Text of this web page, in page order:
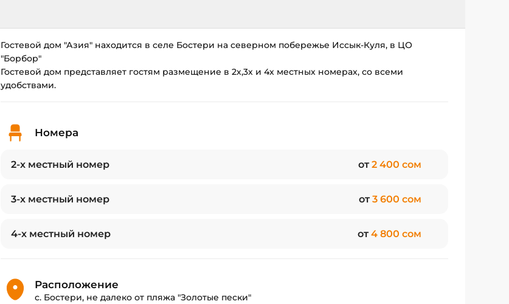
Гостевой дом "Азия" находится в селе Бостери на северном побережье Иссык-Куля, в ЦО
"Борбор"
Гостевой дом представляет гостям размещение в 2х,3х и 4х местных номерах, со всеми
удобствами.
Номера
2-х местный номер от2 400 сом
3-х местный номер от3 600 сом
4-х местный номер от4 800 сом
Расположение
с. Бостери, не далеко от пляжа "Золотые пески"